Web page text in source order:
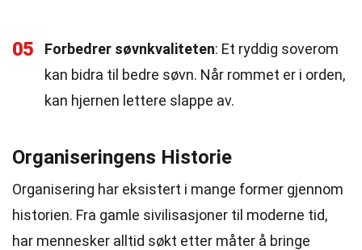
05 Forbedrer søvnkvaliteten: Et ryddig soverom
kan bidra til bedre søvn. Når rommet er i orden,
kan hjernen lettere slappe av.
Organiseringens Historie
Organisering har eksistert i mange former gjennom
historien. Fra gamle sivilisasjoner til moderne tid,
har mennesker alltid søkt etter måter å bringe